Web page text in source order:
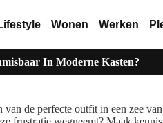
Wonen Werken
In Moderne Kasten?
de perfecte outfit in een zee